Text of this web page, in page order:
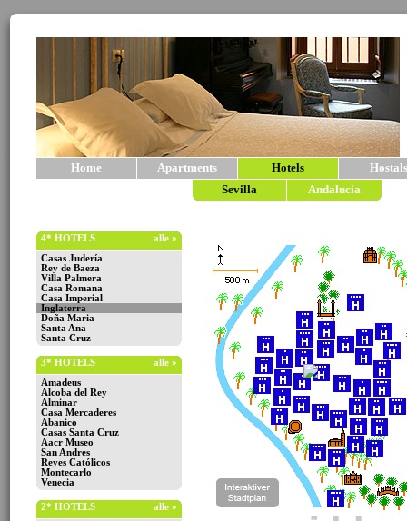
Home Apartments Hotels
Hostals
Sevilla
Andalucia
alle »
4* HOTELS
Casas Judería
Rey de Baeza
Villa Palmera
Casa Romana
Casa Imperial
Inglaterra
Doña Maria
Santa Ana
Santa Cruz
alle »
3* HOTELS
Amadeus
Alcoba del Rey
Alminar
Casa Mercaderes
Abanico
Casas Santa Cruz
Aacr Museo
San Andres
Reyes Católicos
Montecarlo
Venecia
alle »
2* HOTELS